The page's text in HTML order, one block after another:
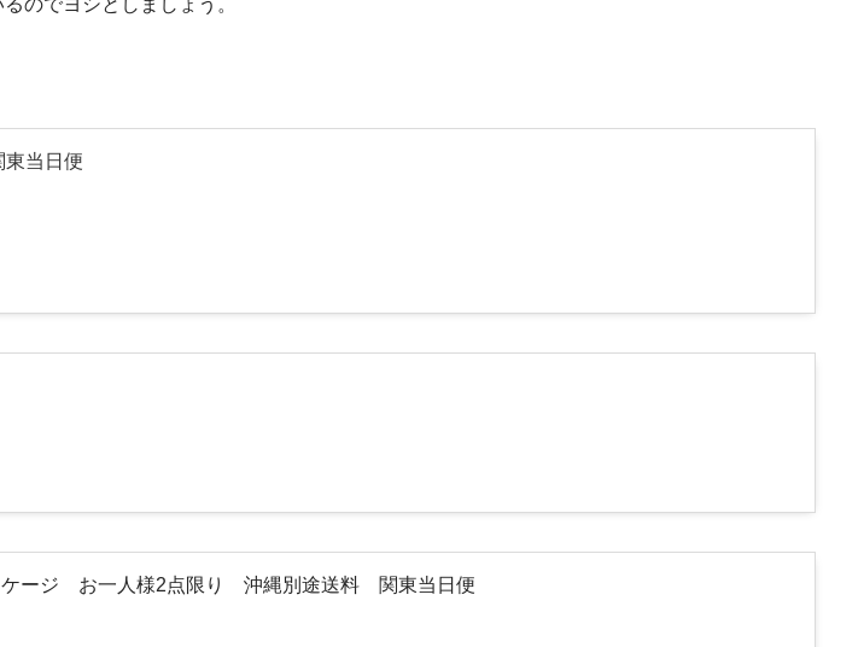
のでヨシとしましょう。
当日便
ジ お一人様2点限り 沖縄別途送料 関東当日便